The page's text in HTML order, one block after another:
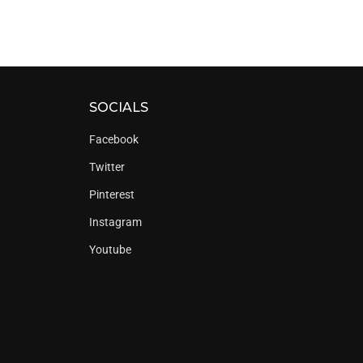
SOCIALS
Facebook
Twitter
Pinterest
Instagram
Youtube